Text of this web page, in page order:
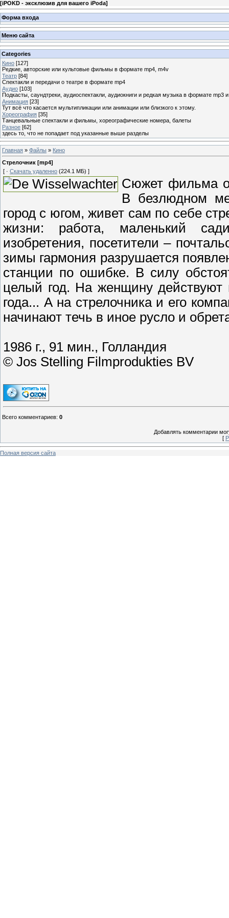
[iPOKD - эксклюзив для вашего iPoda]
Форма входа
Меню сайта
Categories
Кино [127]
Редкие, авторские или культовые фильмы в формате mp4, m4v
Театр [84]
Спектакли и передачи о театре в формате mp4
Аудио [103]
Подкасты, саундтреки, аудиоспектакли, аудиокниги и редкая музыка в формате mp3
Анимация [23]
Тут всё что касается мультипликации или анимации или близкого к этому.
Хореография [35]
Танцевальные спектакли и фильмы, хореографические номера, балеты
Разное [62]
здесь то, что не попадает под указанные выше разделы
Главная » Файлы » Кино
Стрелочник [mp4]
[ · Скачать удаленно (224.1 МБ) ]
Сюжет фильма
В безлюдном
город с югом, живет сам по себе
жизни: работа, маленький
изобретения, посетители –
зимы гармония разрушается
станции по ошибке. В силу
целый год. На женщину
года... А на стрелочника и его
начинают течь в иное русло и
1986 г., 91 мин., Голландия
© Jos Stelling Filmprodukties BV
Всего комментариев: 0
Добавлять комментарии
[
Полная версия сайта